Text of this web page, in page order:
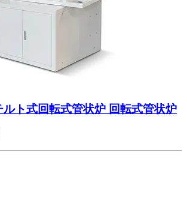
ト式回転式管状炉 回転式管状炉